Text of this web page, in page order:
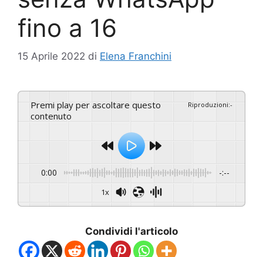
fino a 16
15 Aprile 2022 di Elena Franchini
Premi play per ascoltare questo
contenuto
Riproduzioni:-
0:00 -:--
1x
Condividi l'articolo